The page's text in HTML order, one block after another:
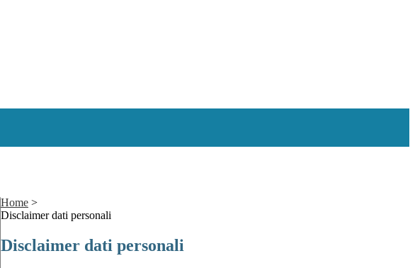
Home >
Disclaimer dati personali
Disclaimer dati personali